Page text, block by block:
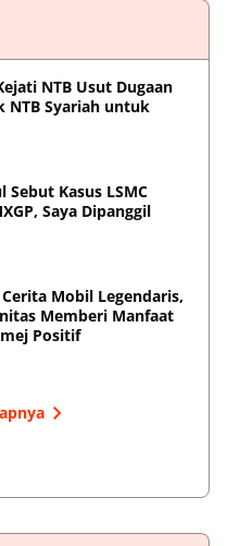
NTB Usut Dugaan
NTB Syariah untuk
Sebut Kasus LSMC
Saya Dipanggil
Mobil Legendaris,
Memberi Manfaat
Positif